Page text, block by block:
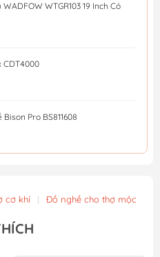
WTGR103 19 Inch Có
CDT4000
Pro BS811608
lưng 7 ngăn Total THT16P40125
cơ khí | Đồ nghề cho thợ mộc